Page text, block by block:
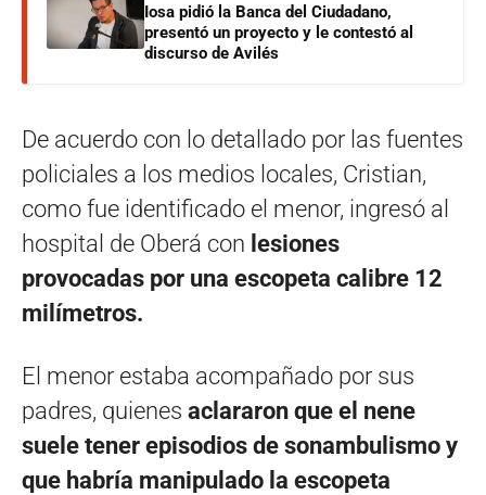
Iosa pidió la Banca del Ciudadano,
presentó un proyecto y le contestó al
discurso de Avilés
De acuerdo con lo detallado por las fuentes
policiales a los medios locales, Cristian,
como fue identificado el menor, ingresó al
hospital de Oberá con lesiones
provocadas por una escopeta calibre 12
milímetros.
El menor estaba acompañado por sus
padres, quienes aclararon que el nene
suele tener episodios de sonambulismo y
que habría manipulado la escopeta